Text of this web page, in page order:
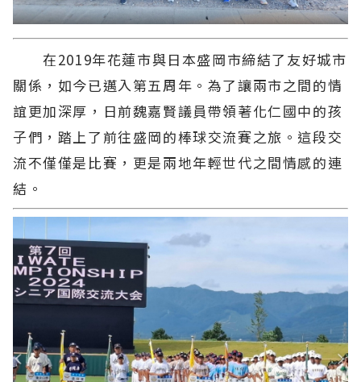
在2019年花蓮市與日本盛岡市締結了友好城市
關係，如今已邁入第五周年。為了讓兩市之間的情
誼更加深厚，日前魏嘉賢議員帶領著化仁國中的孩
子們，踏上了前往盛岡的棒球交流賽之旅。這段交
流不僅僅是比賽，更是兩地年輕世代之間情感的連
結。